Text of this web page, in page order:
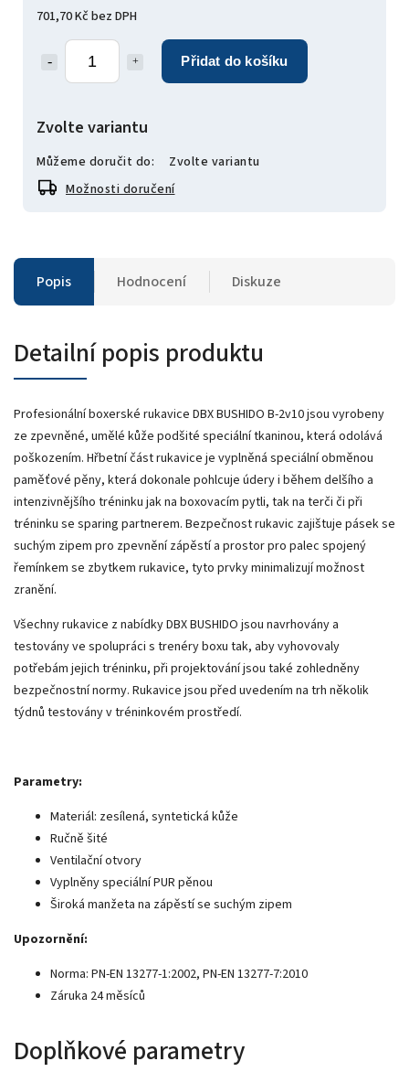
701,70 Kč bez DPH
Přidat do košíku
Zvolte variantu
Můžeme doručit do:
Zvolte variantu
Možnosti doručení
Popis Hodnocení Diskuze
Detailní popis produktu
Profesionální boxerské rukavice DBX BUSHIDO B-2v10 jsou vyrobeny
ze zpevněné, umělé kůže podšité speciální tkaninou, která odolává
poškozením. Hřbetní část rukavice je vyplněná speciální obměnou
paměťové pěny, která dokonale pohlcuje údery i během delšího a
intenzivnějšího tréninku jak na boxovacím pytli, tak na terči či při
tréninku se sparing partnerem. Bezpečnost rukavic zajištuje pásek se
suchým zipem pro zpevnění zápěstí a prostor pro palec spojený
řemínkem se zbytkem rukavice, tyto prvky minimalizují možnost
zranění.
Všechny rukavice z nabídky DBX BUSHIDO jsou navrhovány a
testovány ve spolupráci s trenéry boxu tak, aby vyhovovaly
potřebám jejich tréninku, při projektování jsou také zohledněny
bezpečnostní normy. Rukavice jsou před uvedením na trh několik
týdnů testovány v tréninkovém prostředí.
Parametry:
Materiál: zesílená, syntetická kůže
Ručně šité
Ventilační otvory
Vyplněny speciální PUR pěnou
Široká manžeta na zápěstí se suchým zipem
Upozornění:
Norma: PN-EN 13277-1:2002, PN-EN 13277-7:2010
Záruka 24 měsíců
Doplňkové parametry